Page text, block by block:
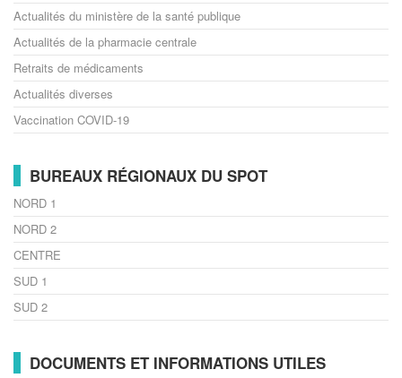
Actualités du ministère de la santé publique
Actualités de la pharmacie centrale
Retraits de médicaments
Actualités diverses
Vaccination COVID-19
BUREAUX RÉGIONAUX DU SPOT
NORD 1
NORD 2
CENTRE
SUD 1
SUD 2
DOCUMENTS ET INFORMATIONS UTILES